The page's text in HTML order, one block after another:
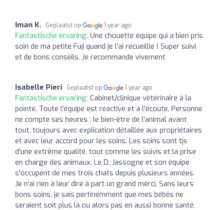
Iman K. Geplaatst op 1 year ago
Fantastische ervaring: Une chouette équipe qui a bien pris
soin de ma petite Fuji quand je l'ai recueillie ! Super suivi
et de bons conseils. Je recommande vivement
Isabelle Pieri Geplaatst op 1 year ago
Fantastische ervaring: Cabinet/clinique vétérinaire à la
pointe. Toute l'équipe est réactive et à l'écoute. Personne
ne compte ses heures : le bien-être de l'animal avant
tout, toujours avec explication détaillée aux propriétaires
et avec leur accord pour les soins. Les soins sont tjs
d'une extrême qualité, tout comme les suivis et la prise
en charge des animaux. Le D. Jassogne et son équipe
s'occupent de mes trois chats depuis plusieurs années.
Je n'ai rien à leur dire à part un grand merci. Sans leurs
bons soins, je sais pertinemment que mes bébés ne
seraient soit plus là ou alors pas en aussi bonne santé.